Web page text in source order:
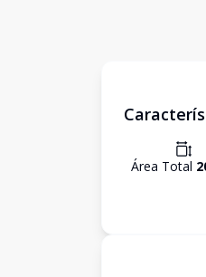
Área Total